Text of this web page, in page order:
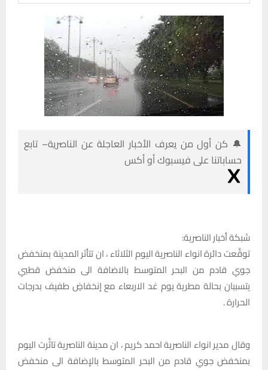
🔔 كن أول من يعرف الأخبار العاجلة عن الناصرية– تابع
حساباتنا على فيسبوك أو أكس
شبكة أخبار الناصرية:
توقَّعت دائرة انواء الناصرية اليوم الثلاثاء ، ان تتأثر المدينة بمنخفض
جوي قادم من البحر المتوسط بالاضافة الى منخفض قطبي
يتسببان بحالة مطرية يوم غد الاربعاء مع إنخفاضٍ طفيف بدرجات
الحرارة .
وقال مدير انواء الناصرية احمد كريم ، ان مدينة الناصرية تاثَّرت اليوم
بمنخفض جوي قادم من البحر المتوسط بالإضافة الى منخفض